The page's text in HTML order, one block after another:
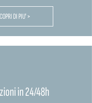
DI PIU' >
in 24/48h